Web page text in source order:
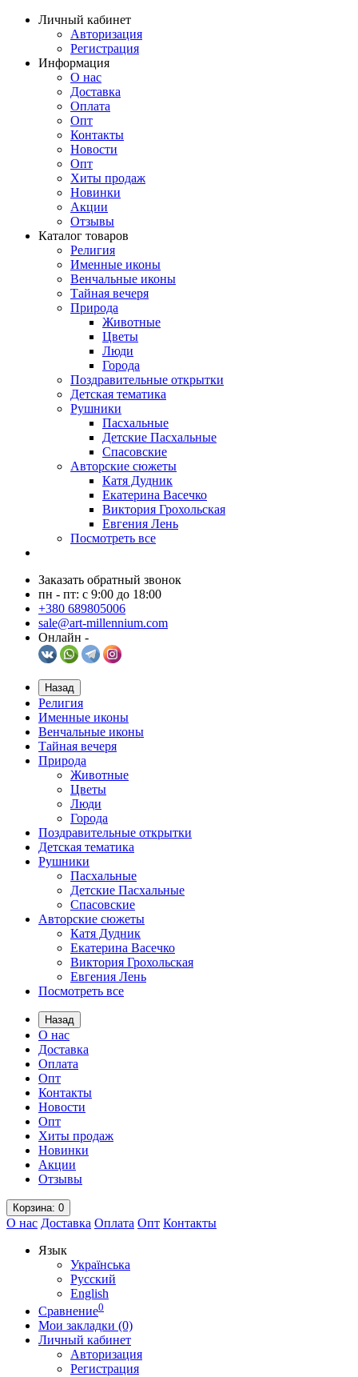
Личный кабинет
Авторизация
Регистрация
Информация
О нас
Доставка
Оплата
Опт
Контакты
Новости
Опт
Хиты продаж
Новинки
Акции
Отзывы
Каталог товаров
Религия
Именные иконы
Венчальные иконы
Тайная вечеря
Природа
Животные
Цветы
Люди
Города
Поздравительные открытки
Детская тематика
Рушники
Пасхальные
Детские Пасхальные
Спасовские
Авторские сюжеты
Катя Дудник
Екатерина Васечко
Виктория Грохольская
Евгения Лень
Посмотреть все
Заказать обратный звонок
пн - пт: с 9:00 до 18:00
+380 689805006
sale@art-millennium.com
Онлайн -
Назад
Религия
Именные иконы
Венчальные иконы
Тайная вечеря
Природа
Животные
Цветы
Люди
Города
Поздравительные открытки
Детская тематика
Рушники
Пасхальные
Детские Пасхальные
Спасовские
Авторские сюжеты
Катя Дудник
Екатерина Васечко
Виктория Грохольская
Евгения Лень
Посмотреть все
Назад
О нас
Доставка
Оплата
Опт
Контакты
Новости
Опт
Хиты продаж
Новинки
Акции
Отзывы
Корзина: 0
О нас Доставка Оплата Опт Контакты
Язык
Українська
Русский
English
Сравнение0
Мои закладки (0)
Личный кабинет
Авторизация
Регистрация